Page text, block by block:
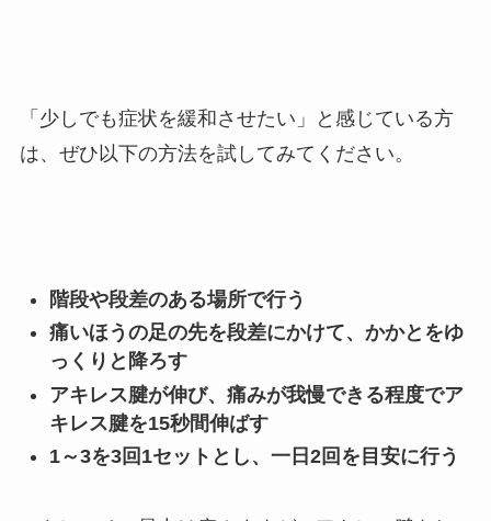
「少しでも症状を緩和させたい」と感じている方
は、ぜひ以下の方法を試してみてください。
階段や段差のある場所で行う
痛いほうの足の先を段差にかけて、かかとをゆ
っくりと降ろす
アキレス腱が伸び、痛みが我慢できる程度でア
キレス腱を15秒間伸ばす
1～3を3回1セットとし、一日2回を目安に行う